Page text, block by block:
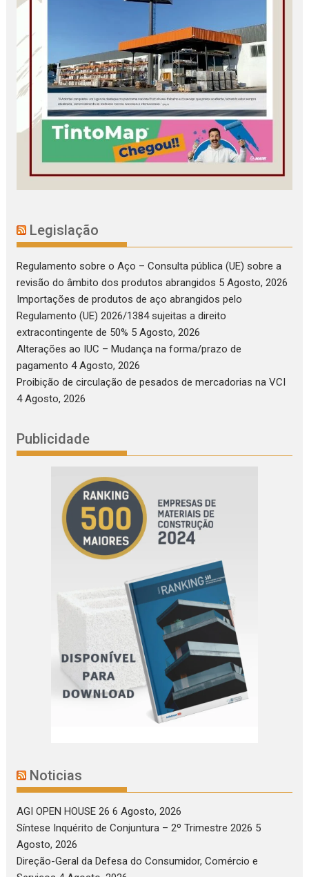
Legislação
Regulamento sobre o Aço – Consulta pública (UE) sobre a
revisão do âmbito dos produtos abrangidos 5 Agosto, 2026
Importações de produtos de aço abrangidos pelo
Regulamento (UE) 2026/1384 sujeitas a direito
extracontingente de 50% 5 Agosto, 2026
Alterações ao IUC – Mudança na forma/prazo de
pagamento 4 Agosto, 2026
Proibição de circulação de pesados de mercadorias na VCI
4 Agosto, 2026
Publicidade
Noticias
AGI OPEN HOUSE 26 6 Agosto, 2026
Síntese Inquérito de Conjuntura – 2º Trimestre 2026 5
Agosto, 2026
Direção-Geral da Defesa do Consumidor, Comércio e